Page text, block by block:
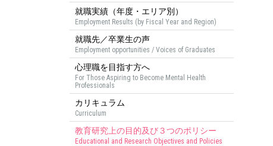
就職実績（年度・エリア別）
Employment Results (by Fiscal Year and Region)
就職先／卒業生の声
Employment opportunities / Voices of Graduates
心理職を目指す方へ
For Those Aspiring to Become Mental Health
Professionals
カリキュラム
Curriculum
教育研究上の目的及び３つのポリシー
Educational and Research Objectives and Policies